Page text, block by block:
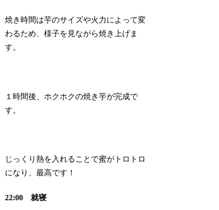
焼き時間は芋のサイズや火力によって変
わるため、様子を見ながら焼き上げま
す。
１時間後、ホクホクの焼き芋が完成で
す。
じっくり熱を入れることで蜜がトロトロ
になり、最高です！
22:00 就寝